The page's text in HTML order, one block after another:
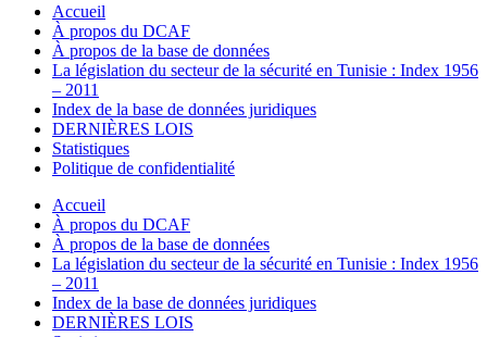
Accueil
À propos du DCAF
À propos de la base de données
La législation du secteur de la sécurité en Tunisie : Index 1956
– 2011
Index de la base de données juridiques
DERNIÈRES LOIS
Statistiques
Politique de confidentialité
Accueil
À propos du DCAF
À propos de la base de données
La législation du secteur de la sécurité en Tunisie : Index 1956
– 2011
Index de la base de données juridiques
DERNIÈRES LOIS